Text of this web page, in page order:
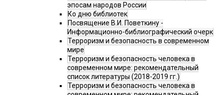
эпосам народов России
Ко дню библиотек
Посвящение В.И. Поветкину -
Информационно-библиографический очерк
Терроризм и безопасность в современном
мире
Терроризм и безопасность человека в
современном мире: рекомендательный
список литературы (2018-2019 гг.)
Терроризм и безопасность человека в